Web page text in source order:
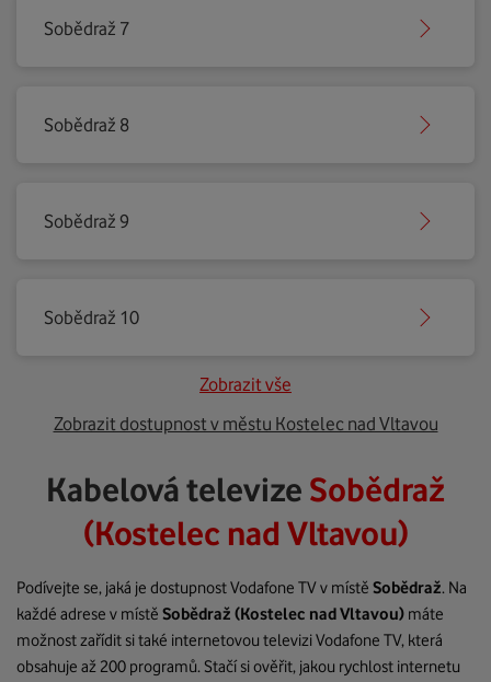
Sobědraž 7
Sobědraž 8
Sobědraž 9
Sobědraž 10
Zobrazit vše
Zobrazit dostupnost v městu Kostelec nad Vltavou
Kabelová televize Sobědraž
(Kostelec nad Vltavou)
Podívejte se, jaká je dostupnost Vodafone TV v místě Sobědraž. Na
každé adrese v místě Sobědraž (Kostelec nad Vltavou) máte
možnost zařídit si také internetovou televizi Vodafone TV, která
obsahuje až 200 programů. Stačí si ověřit, jakou rychlost internetu